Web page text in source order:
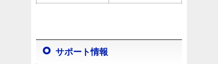
サポート情報